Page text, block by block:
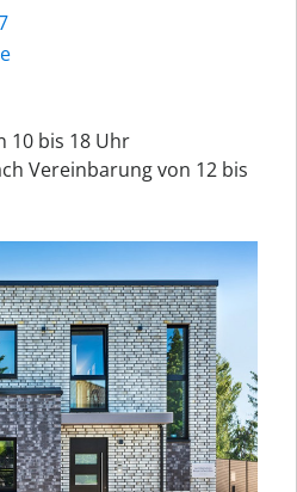
10 bis 18 Uhr
Vereinbarung von 12 bis